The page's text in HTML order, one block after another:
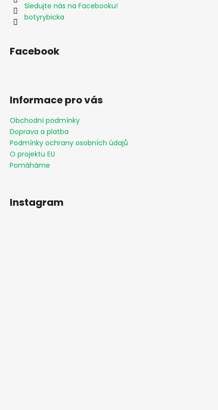
Sledujte nás na Facebooku!
botyrybicka
Facebook
Informace pro vás
Obchodní podmínky
Doprava a platba
Podmínky ochrany osobních údajů
O projektu EU
Pomáháme
Instagram